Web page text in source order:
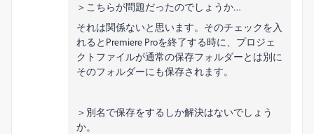
＞こちらが問題だったのでしょうか…
それは関係ないと思います。そのチェックを入
れるとPremiere Proを終了する時に、プロジェ
クトファイルが通常の保存フォルダーとは別に
そのフォルダーにも保存されます。
＞別名で保存をするしか解決はないでしょう
か。